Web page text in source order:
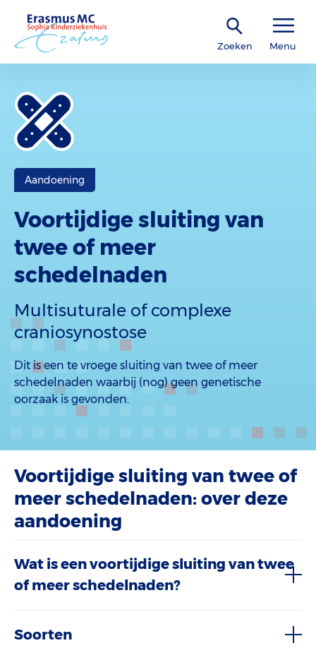
Zoeken Menu
Aandoening
Voortijdige sluiting van
twee of meer
schedelnaden
Multisuturale of complexe
craniosynostose
Dit is een te vroege sluiting van twee of meer
schedelnaden waarbij (nog) geen genetische
oorzaak is gevonden.
Voortijdige sluiting van twee of
meer schedelnaden: over deze
aandoening
Wat is een voortijdige sluiting van twee
of meer schedelnaden?
Soorten